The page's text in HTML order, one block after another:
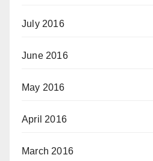
July 2016
June 2016
May 2016
April 2016
March 2016